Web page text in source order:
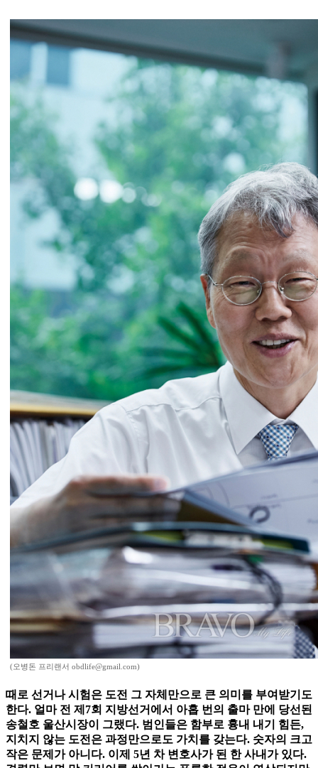
(오병돈 프리랜서 obdlife@gmail.com)
때로 선거나 시험은 도전 그 자체만으로 큰 의미를 부여받기도
한다. 얼마 전 제7회 지방선거에서 아홉 번의 출마 만에 당선된
송철호 울산시장이 그랬다. 범인들은 함부로 흉내 내기 힘든,
지치지 않는 도전은 과정만으로도 가치를 갖는다. 숫자의 크고
작은 문제가 아니다. 이제 5년 차 변호사가 된 한 사내가 있다.